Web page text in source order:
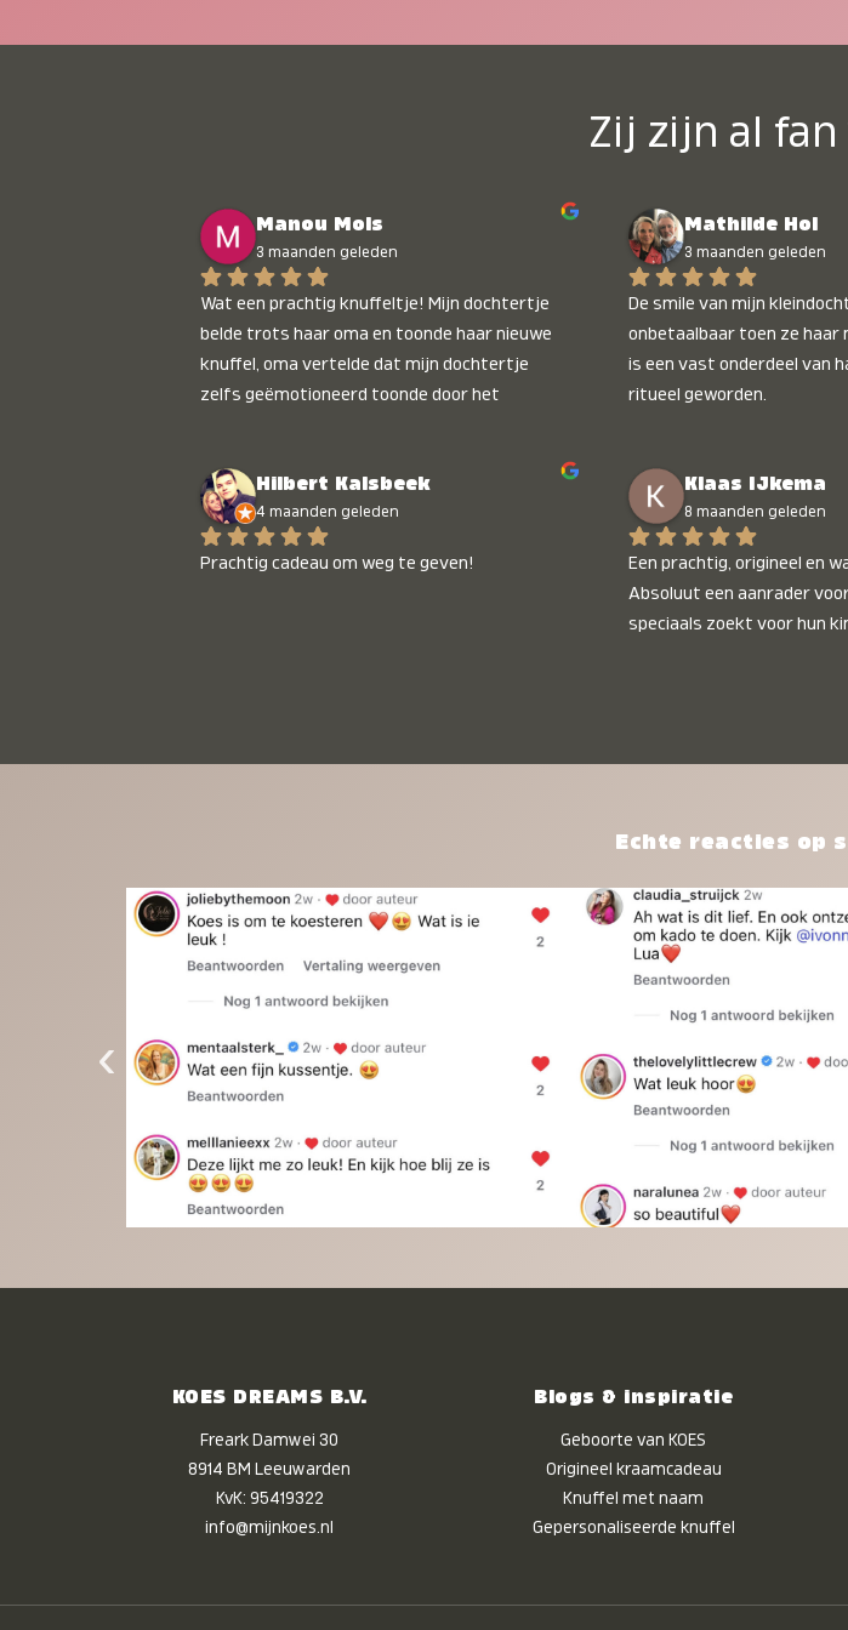
Zij zijn al fan
Manou Mols
3 maanden geleden
Wat een prachtig knuffeltje! Mijn dochtertje
belde trots haar oma en toonde haar nieuwe
knuffel, oma vertelde dat mijn dochtertje
zelfs geëmotioneerd toonde door het
Mathilde Hol
3 maanden geleden
De smile van mijn
onbetaalbaar toen ze haar
is een vast onderdeel van
ritueel geworden.
Hilbert Kalsbeek
4 maanden geleden
Prachtig cadeau om weg te geven!
Klaas IJkema
8 maanden geleden
Een prachtig, origineel en
Absoluut een aanrader
speciaals zoekt voor hun
Echte reacties op
‹
KOES DREAMS B.V.
Freark Damwei 30
8914 BM Leeuwarden
KvK: 95419322
info@mijnkoes.nl
Blogs & inspiratie
Geboorte van KOES
Origineel kraamcadeau
Knuffel met naam
Gepersonaliseerde knuffel